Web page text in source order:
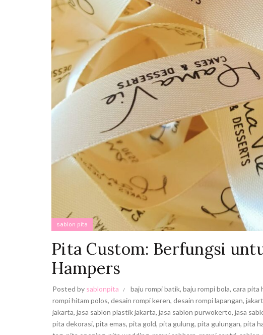
sablon pita
Pita Custom: Berfungsi
Hampers
Posted by sablonpita baju rompi batik, baju rompi bola, cara pita
rompi hitam polos, desain rompi keren, desain rompi lapangan,
jakarta, jasa sablon plastik jakarta, jasa sablon purwokerto, jasa
pita dekorasi, pita emas, pita gold, pita gulung, pita gulungan, pita